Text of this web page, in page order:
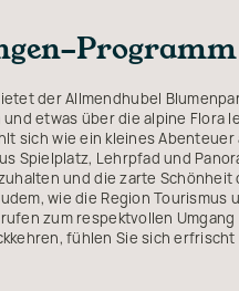
der Allmendhubel
etwas über die alpine Flora
sich wie ein kleines
Spielplatz, Lehrpfad und
und die zarte Schönheit
wie die Region Tourismus
zum respektvollen Umgang
fühlen Sie sich